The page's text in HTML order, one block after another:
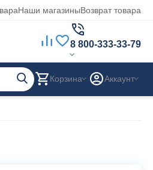
Наши магазиныВозврат товара
8 800-333-33-79
Корзина Аккаунт